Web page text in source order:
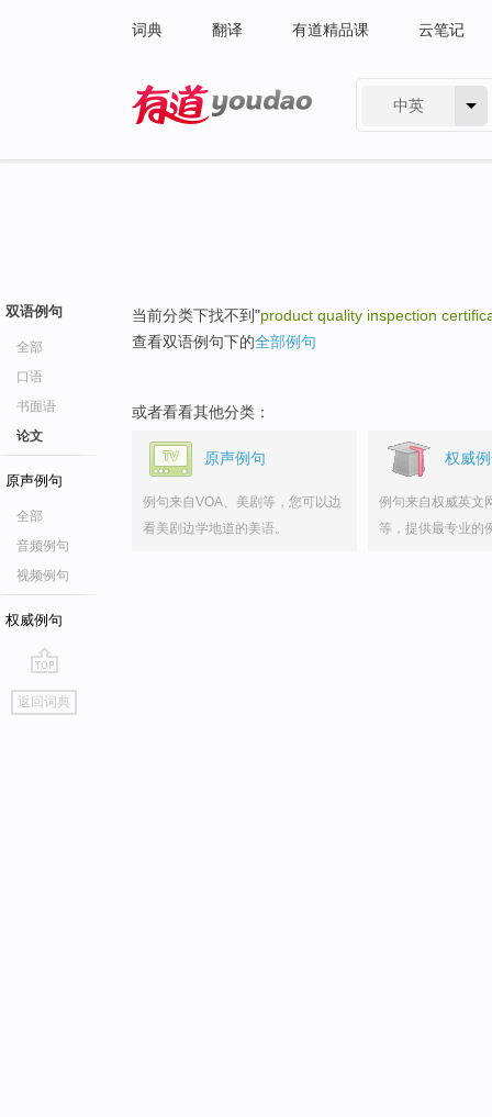
词典 翻译 有道精品课 云笔记
中英
双语例句
全部
口语
书面语
论文
原声例句
全部
音频例句
视频例句
权威例句
go
top
返回词典
当前分类下找不到"product quality inspection
查看双语例句下的全部例句
或者看看其他分类：
原声例句
例句来自VOA、美剧等，您可以边
看美剧边学地道的美语。
权威
例句来自权威英文
等，提供最专业的